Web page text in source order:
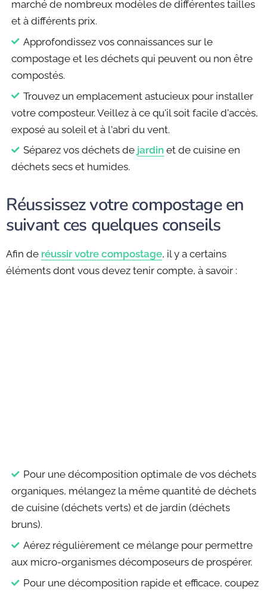
marché de nombreux modèles de différentes tailles
et à différents prix.
Approfondissez vos connaissances sur le
compostage et les déchets qui peuvent ou non être
compostés.
Trouvez un emplacement astucieux pour installer
votre composteur. Veillez à ce qu'il soit facile d'accès,
exposé au soleil et à l'abri du vent.
Séparez vos déchets de jardin et de cuisine en
déchets secs et humides.
Réussissez votre compostage en
suivant ces quelques conseils
Afin de réussir votre compostage, il y a certains
éléments dont vous devez tenir compte, à savoir :
Pour une décomposition optimale de vos déchets
organiques, mélangez la même quantité de déchets
de cuisine (déchets verts) et de jardin (déchets
bruns).
Aérez régulièrement ce mélange pour permettre
aux micro-organismes décomposeurs de prospérer.
Pour une décomposition rapide et efficace, coupez